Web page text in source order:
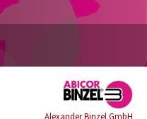
jelszó
Alexander Binzel GmbH